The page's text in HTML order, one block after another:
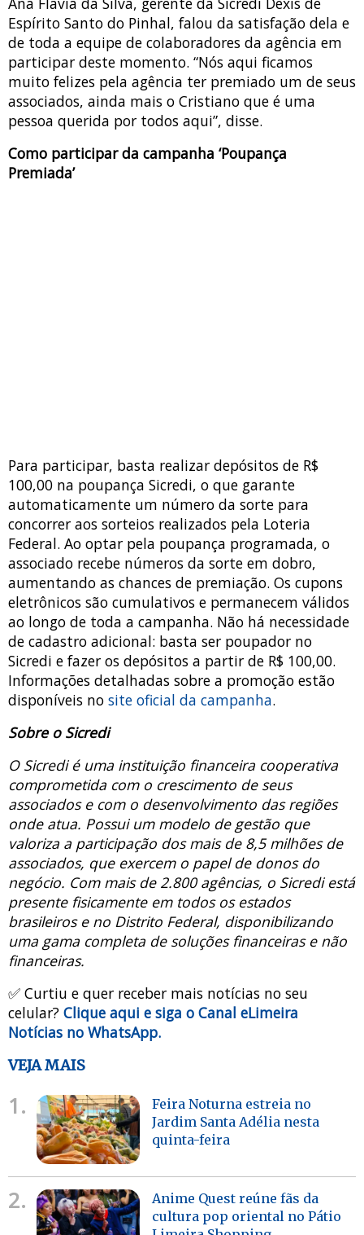
Espírito Santo do Pinhal, falou da satisfação dela e
de toda a equipe de colaboradores da agência em
participar deste momento. “Nós aqui ficamos
muito felizes pela agência ter premiado um de seus
associados, ainda mais o Cristiano que é uma
pessoa querida por todos aqui”, disse.
Como participarda campanha ‘Poupança
Premiada’
Para participar, basta realizar depósitos de R$
100,00 na poupança Sicredi, o que garante
automaticamente um número da sorte para
concorrer aos sorteios realizados pela Loteria
Federal. Ao optar pela poupança programada, o
associado recebe números da sorte em dobro,
aumentando as chances de premiação. Os cupons
eletrônicos são cumulativos e permanecem válidos
ao longo de toda a campanha. Não há necessidade
de cadastro adicional: basta ser poupador no
Sicredi e fazer os depósitos a partir de R$ 100,00.
Informações detalhadas sobre a promoção estão
disponíveis no site oficial da campanha.
Sobre o Sicredi
O Sicredi é uma instituição financeira cooperativa
comprometida com o crescimento de seus
associados e com o desenvolvimento das regiões
onde atua. Possui um modelo de gestão que
valoriza a participação dos mais de 8,5 milhões de
associados, que exercem o papel de donos do
negócio. Com mais de 2.800 agências, o Sicredi está
presente fisicamente em todos os estados
brasileiros e no Distrito Federal, disponibilizando
uma gama completa de soluções financeiras e não
financeiras.
✅ Curtiu e quer receber mais notícias no seu
celular? Clique aqui e siga o Canal eLimeira
Notícias no WhatsApp.
VEJA MAIS
1.
Feira Noturna estreia no
Jardim Santa Adélia nesta
quinta-feira
2.
Anime Quest reúne fãs da
cultura pop oriental no Pátio